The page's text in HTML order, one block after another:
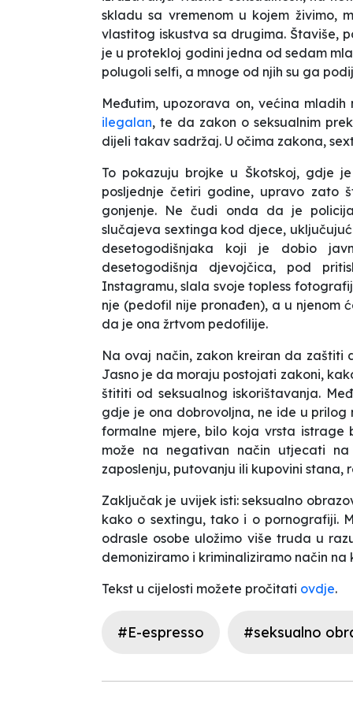
skladu sa vremenom u kojem živimo,
vlastitog iskustva sa drugima. Štaviše,
je u protekloj godini jedna od sedam
polugoli selfi, a mnoge od njih su ga
Međutim, upozorava on, većina
ilegalan, te da zakon o seksualnim
dijeli takav sadržaj. U očima zakona,
To pokazuju brojke u Škotskoj, gdje
posljednje četiri godine, upravo zato
gonjenje. Ne čudi onda da je
slučajeva sextinga kod djece,
desetogodišnjaka koji je dobio
desetogodišnja djevojčica, pod
Instagramu, slala svoje topless
nje (pedofil nije pronađen), a u njenom
da je ona žrtvom pedofilije.
Na ovaj način, zakon kreiran da zaštiti
Jasno je da moraju postojati zakoni,
štititi od seksualnog iskorištavanja.
gdje je ona dobrovoljna, ne ide u
formalne mjere, bilo koja vrsta istrage
može na negativan način utjecati
zaposlenju, putovanju ili kupovini stana,
Zaključak je uvijek isti: seksualno
kako o sextingu, tako i o pornografiji.
odrasle osobe uložimo više truda u
demoniziramo i kriminaliziramo način na
Tekst u cijelosti možete pročitati ovdje.
#E-espresso #seksualno